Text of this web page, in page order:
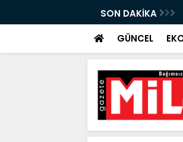
SON DAKİKA
GÜNCEL